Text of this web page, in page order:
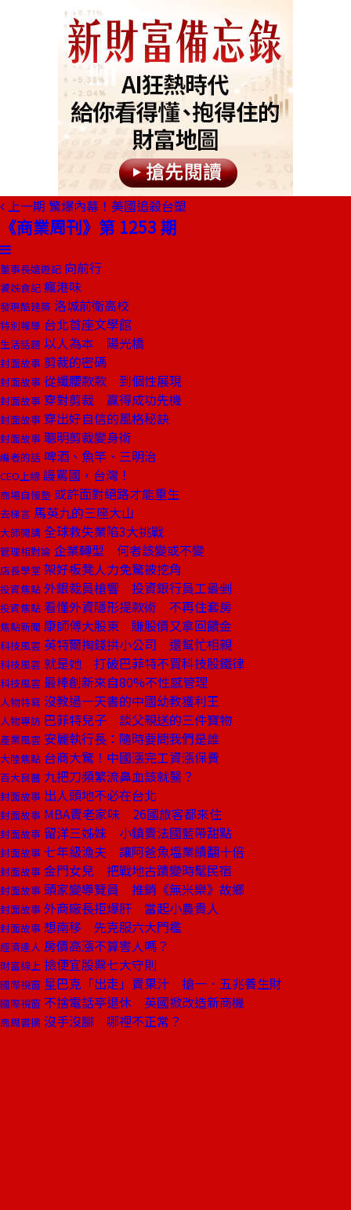
上一期 驚爆內幕！美國追殺台塑
《商業周刊》第 1253 期
董事長嬉遊記 向前行
饕姊食記 瘋港味
發現酷建築 洛城前衛高校
特別報導 台北首座文學館
生活話題 以人為本 陽光橋
封面故事 剪裁的密碼
封面故事 從纖腰款款 到個性展現
封面故事 穿對剪裁 贏得成功先機
封面故事 穿出好自信的風格秘訣
封面故事 聰明剪裁變身術
編者的話 啤酒、魚竿、三明治
CEO上線 謾罵國，台灣！
商場自慢塾 或許面對絕路才能重生
去梯言 馬英九的三座大山
大師開講 全球救失業陷3大挑戰
管理相對論 企業轉型 何者該變或不變
店長學堂 架好板凳人力免驚被挖角
投資焦點 外銀裁員槍響 投資銀行員工最剉
投資焦點 看懂外資隱形提款術 不再住套房
焦點新聞 康師傅大股東 賺股價又拿回饋金
科技風雲 英特爾掏錢拱小公司 還幫忙相親
科技風雲 就是她 打破巴菲特不買科技股鐵律
科技風雲 最棒創新來自80%不性感管理
人物特寫 沒教過一天書的中國幼教獲利王
人物專訪 巴菲特兒子 談父親送的三件寶物
產業風雲 安麗執行長：隨時要問我們是誰
大陸焦點 台商大驚！中國漲完工資漲保費
百大良醫 九把刀頻繁流鼻血該就醫？
封面故事 出人頭地不必在台北
封面故事 MBA賣老家味 26國旅客都來住
封面故事 留洋三姊妹 小鎮賣法國藍帶甜點
封面故事 七年級漁夫 讓阿爸魚塭業績翻十倍
封面故事 金門女兒 把戰地古蹟變時髦民宿
封面故事 頭家變導覽員 推銷《無米樂》故鄉
封面故事 外商廠長拒爆肝 當起小農貴人
封面故事 想南移 先克服六大門檻
經濟達人 房價高漲不算害人嗎？
財富線上 撿便宜股票七大守則
國際視窗 星巴克「出走」賣果汁 搶一．五兆養生財
國際視窗 不捨電話亭退休 英國掀改造新商機
商周書摘 沒手沒腳 哪裡不正常？